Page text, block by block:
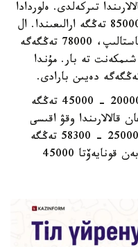
تىركەلدى. ەلوردادا
ءتىل كۋرسىنىڭ باعاسى 40000 - 85000 تەڭگە ارالىعىندا. ال
الماتى قالاسىندا 28000 تەڭگەدەن باستالىپ، 78000 تەڭگەگە
شىمكەنت تە بار. مۇندا
وبلىس ورتالىقتارىنىڭ كوبىندە باعا 20000 - 45000 تەڭگە
قالالارىندا وقۋ اقىسى
20000 - 60000 تەڭگە، سەمەيدە 25000 - 58300 تەڭگە
ارالىعىندا بولسا، تالدىقورعان، تاراز بەن قونايەۆتا 45000